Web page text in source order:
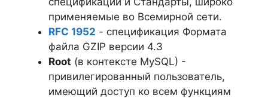
применяемые во Всемирной сети.
RFC 1952 - спецификация Формата
файла GZIP версии 4.3
Root (в контексте MySQL) -
привилегированный пользователь,
имеющий доступ ко всем функциям